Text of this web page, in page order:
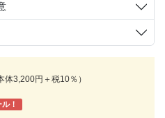
体3,200円＋税10％）
！